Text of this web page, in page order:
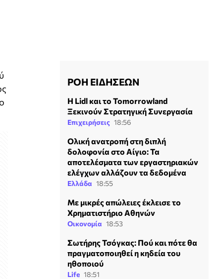
ΡΟΗ ΕΙΔΗΣΕΩΝ
Η Lidl και το Tomorrowland
Ξεκινούν Στρατηγική Συνεργασία
Επιχειρήσεις 18:56
Ολική ανατροπή στη διπλή
δολοφονία στο Αίγιο: Τα
αποτελέσματα των εργαστηριακών
ελέγχων αλλάζουν τα δεδομένα
Ελλάδα 18:55
Με μικρές απώλειες έκλεισε το
Χρηματιστήριο Αθηνών
Οικονομία 18:53
Σωτήρης Τσόγκας: Πού και πότε θα
πραγματοποιηθεί η κηδεία του
ηθοποιού
Life 18:51